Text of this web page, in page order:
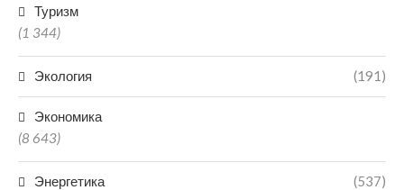
Туризм
(1 344)
Экология (191)
Экономика
(8 643)
Энергетика (537)